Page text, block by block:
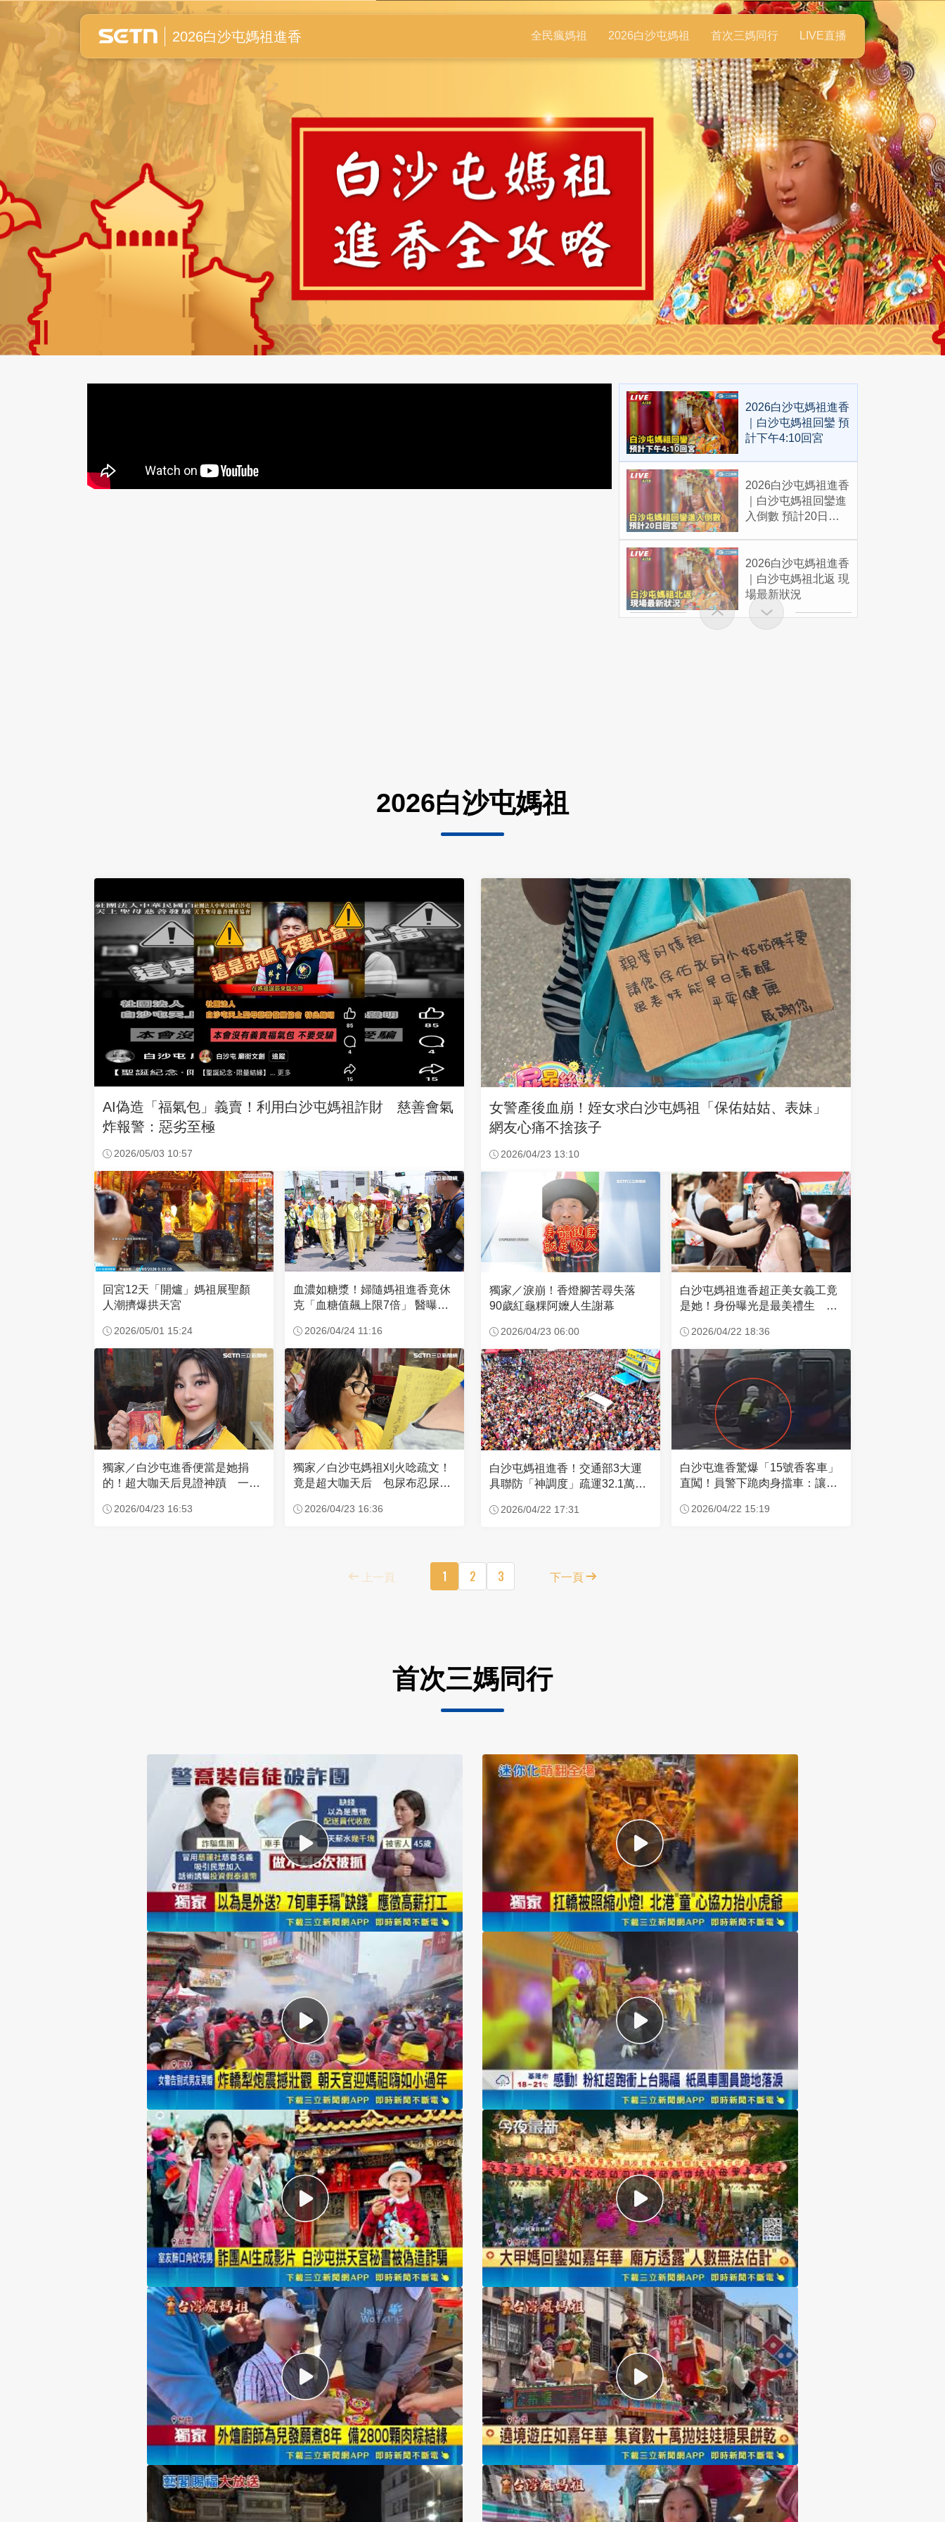
白沙屯媽祖進香全紀錄
2026白沙屯媽祖進香 全民瘋媽祖 2026白沙屯媽祖 首次三媽同行 LIVE直播
2026白沙屯媽祖進香
｜白沙屯媽祖回鑾 預
計下午4:10回宮
2026白沙屯媽祖進香
｜白沙屯媽祖回鑾進
入倒數 預計20日回
2026白沙屯媽祖進香
｜白沙屯媽祖北返 現
場最新狀況
2026白沙屯媽祖
AI偽造「福氣包」義賣！利用白沙屯媽祖詐財 慈善會氣
炸報警：惡劣至極
2026/05/03 10:57
回宮12天「開爐」媽祖展聖顏
人潮擠爆拱天宮
2026/05/01 15:24
血濃如糖漿！婦隨媽祖進香竟休
克「血糖值飆上限7倍」 醫曝原
2026/04/24 11:16
獨家／白沙屯進香便當是她捐
的！超大咖天后見證神蹟 一靠
2026/04/23 16:53
獨家／白沙屯媽祖刈火唸疏文！
竟是超大咖天后 包尿布忍尿5
2026/04/23 16:36
女警產後血崩！姪女求白沙屯媽祖「保佑姑姑、表妹」
網友心痛不捨孩子
2026/04/23 13:10
獨家／淚崩！香燈腳苦尋失落
90歲紅龜粿阿嬤人生謝幕
2026/04/23 06:00
白沙屯媽祖進香超正美女義工竟
是她！身份曝光是最美禮生 一
2026/04/22 18:36
白沙屯媽祖進香！交通部3大運
具聯防「神調度」疏運32.1萬創
2026/04/22 17:31
白沙屯進香驚爆「15號香客車」
直闖！員警下跪肉身擋車：讓行
2026/04/22 15:19
上一頁 1 2 3 下一頁
首次三媽同行